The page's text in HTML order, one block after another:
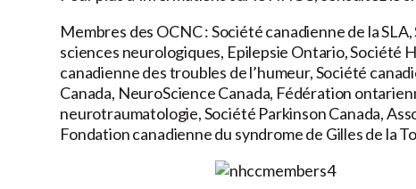
Membres des OCNC :Société canadienne de la
sciences neurologiques, Epilepsie Ontario, Société
canadienne des troubles de l’humeur, Société
Canada, NeuroScience Canada, Fédération
neurotraumatologie, Société Parkinson Canada,
Fondation canadienne du syndrome de Gilles de la